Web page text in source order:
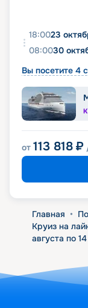
18:0023
08:0030
Вы посетите 4
от 113 818 ₽
Главная •
Круиз на
августа по